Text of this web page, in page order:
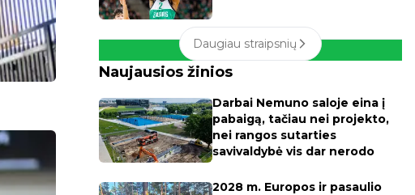
Daugiau straipsnių
Naujausios žinios
Darbai Nemuno saloje eina į
pabaigą, tačiau nei projekto,
nei rangos sutarties
savivaldybė vis dar nerodo
2028 m. Europos ir pasaulio